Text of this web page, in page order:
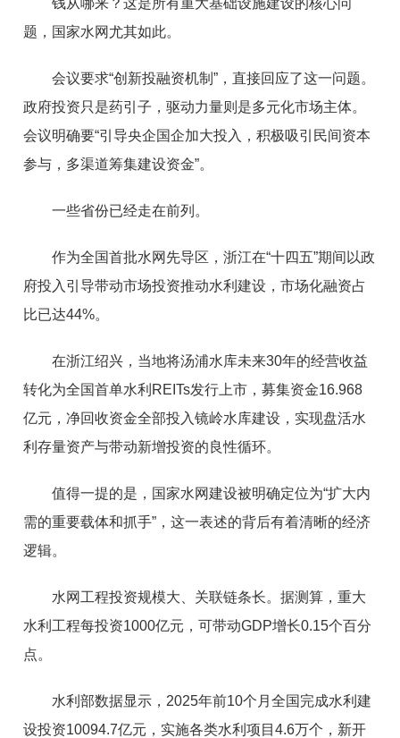
题，国家水网尤其如此。
会议要求“创新投融资机制”，直接回应了这一问题。
政府投资只是药引子，驱动力量则是多元化市场主体。
会议明确要“引导央企国企加大投入，积极吸引民间资本
参与，多渠道筹集建设资金”。
一些省份已经走在前列。
作为全国首批水网先导区，浙江在“十四五”期间以政
府投入引导带动市场投资推动水利建设，市场化融资占
比已达44%。
在浙江绍兴，当地将汤浦水库未来30年的经营收益
转化为全国首单水利REITs发行上市，募集资金16.968
亿元，净回收资金全部投入镜岭水库建设，实现盘活水
利存量资产与带动新增投资的良性循环。
值得一提的是，国家水网建设被明确定位为“扩大内
需的重要载体和抓手”，这一表述的背后有着清晰的经济
逻辑。
水网工程投资规模大、关联链条长。据测算，重大
水利工程每投资1000亿元，可带动GDP增长0.15个百分
点。
水利部数据显示，2025年前10个月全国完成水利建
设投资10094.7亿元，实施各类水利项目4.6万个，新开